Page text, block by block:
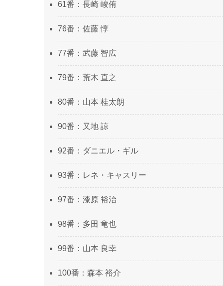
61番：長崎 峻侑
76番：佐藤 惇
77番：武藤 智広
79番：荒木 直之
80番：山本 桂太朗
90番：又地 諒
92番：ダニエル・ギル
93番：レネ・キャスリー
97番：漆原 裕治
98番：多田 竜也
99番：山本 良幸
100番：森本 裕介